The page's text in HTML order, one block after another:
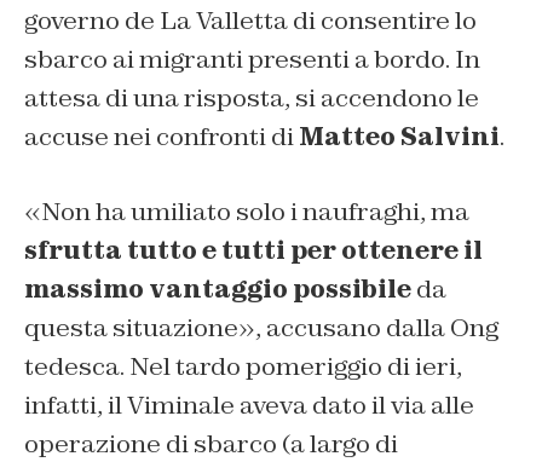
governo de La Valletta di consentire lo
sbarco ai migranti presenti a bordo. In
attesa di una risposta, si accendono le
accuse nei confronti diMatteo Salvini.
«Non ha umiliato solo i naufraghi, ma
sfrutta tutto e tutti per ottenere il
massimo vantaggio possibileda
questa situazione», accusano dalla Ong
tedesca. Nel tardo pomeriggio di ieri,
infatti, il Viminale aveva dato il via alle
operazione di sbarco (a largo di